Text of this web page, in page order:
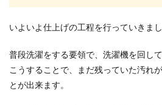
いよいよ仕上げの工程を行っていきまし
普段洗濯をする要領で、洗濯機を回して
こうすることで、まだ残っていた汚れ
とが出来ます。